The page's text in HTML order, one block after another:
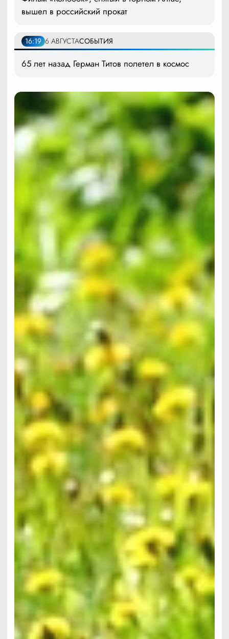
вышел в российский прокат
16:19 6 АВГУСТАСОБЫТИЯ
65 лет назад Герман Титов полетел в космос